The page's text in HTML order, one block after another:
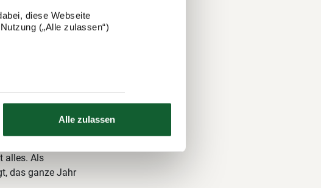
diese Webseite
(„Alle zulassen“)
Alle zulassen
und über
Auch
u. a. Ihre
alles. Als
das ganze Jahr